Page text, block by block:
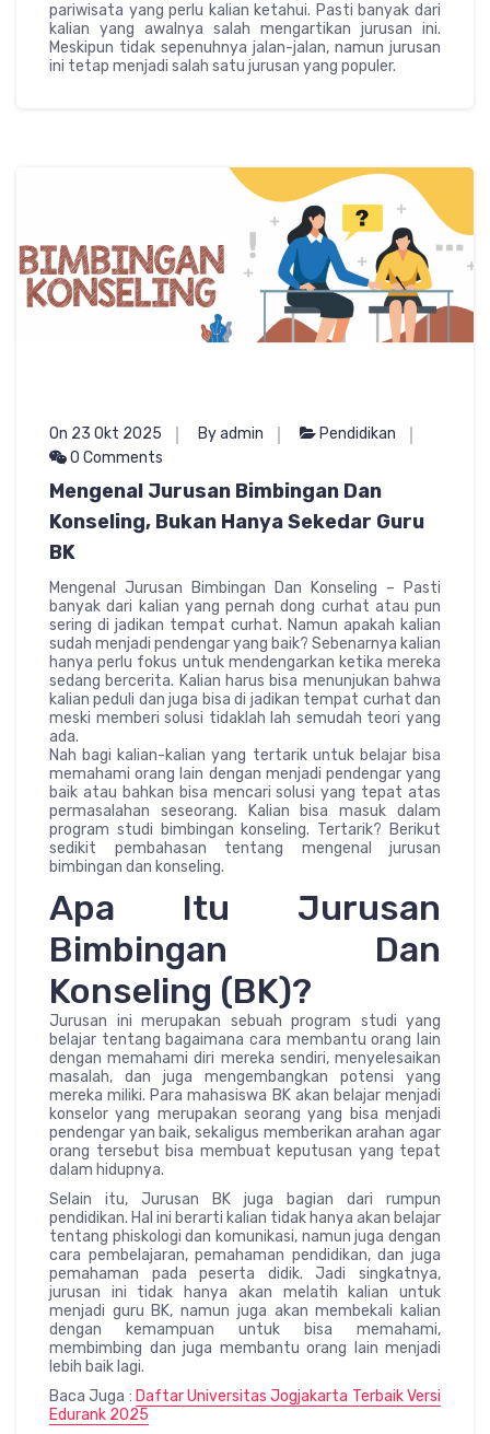
pariwisata yang perlu kalian ketahui. Pasti banyak dari
kalian yang awalnya salah mengartikan jurusan ini.
Meskipun tidak sepenuhnya jalan-jalan, namun jurusan
ini tetap menjadi salah satu jurusan yang populer.
On 23 Okt 2025 By admin
Pendidikan
0 Comments
Mengenal Jurusan Bimbingan Dan
Konseling, Bukan Hanya Sekedar Guru
BK
Mengenal Jurusan Bimbingan Dan Konseling – Pasti
banyak dari kalian yang pernah dong curhat atau pun
sering di jadikan tempat curhat. Namun apakah kalian
sudah menjadi pendengar yang baik? Sebenarnya kalian
hanya perlu fokus untuk mendengarkan ketika mereka
sedang bercerita. Kalian harus bisa menunjukan bahwa
kalian peduli dan juga bisa di jadikan tempat curhat dan
meski memberi solusi tidaklah lah semudah teori yang
ada.
Nah bagi kalian-kalian yang tertarik untuk belajar bisa
memahami orang lain dengan menjadi pendengar yang
baik atau bahkan bisa mencari solusi yang tepat atas
permasalahan seseorang. Kalian bisa masuk dalam
program studi bimbingan konseling. Tertarik? Berikut
sedikit pembahasan tentang mengenal jurusan
bimbingan dan konseling.
Apa Itu Jurusan
Bimbingan Dan
Konseling (BK)?
Jurusan ini merupakan sebuah program studi yang
belajar tentang bagaimana cara membantu orang lain
dengan memahami diri mereka sendiri, menyelesaikan
masalah, dan juga mengembangkan potensi yang
mereka miliki. Para mahasiswa BK akan belajar menjadi
konselor yang merupakan seorang yang bisa menjadi
pendengar yan baik, sekaligus memberikan arahan agar
orang tersebut bisa membuat keputusan yang tepat
dalam hidupnya.
Selain itu, Jurusan BK juga bagian dari rumpun
pendidikan. Hal ini berarti kalian tidak hanya akan belajar
tentang phiskologi dan komunikasi, namun juga dengan
cara pembelajaran, pemahaman pendidikan, dan juga
pemahaman pada peserta didik. Jadi singkatnya,
jurusan ini tidak hanya akan melatih kalian untuk
menjadi guru BK, namun juga akan membekali kalian
dengan kemampuan untuk bisa memahami,
membimbing dan juga membantu orang lain menjadi
lebih baik lagi.
Baca Juga : Daftar Universitas Jogjakarta Terbaik Versi
Edurank 2025